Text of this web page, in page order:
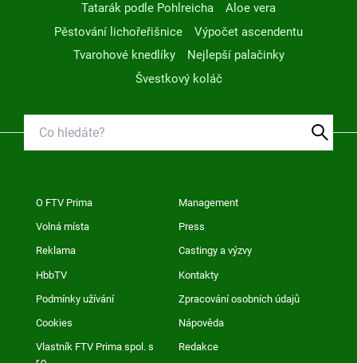
Tatarák podle Pohlreicha
Aloe vera
Pěstování lichořeřišnice
Výpočet ascendentu
Tvarohové knedlíky
Nejlepší palačinky
Švestkový koláč
O FTV Prima Management
Volná místa Press
Reklama Castingy a výzvy
HbbTV Kontakty
Podmínky užívání Zpracování osobních údajů
Cookies Nápověda
Vlastník FTV Prima spol. s
Redakce